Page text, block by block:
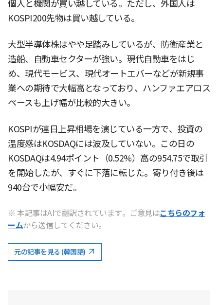
個人と機関が買い越している。ただし、外国人は
KOSPI200先物は買い越している。
大型半導体株はやや足踏みしているが、防衛産業と
造船、自動車セクターが強い。現代自動車をはじ
め、現代モービス、現代オートエバーなどが新規事
業への期待で大幅高となっており、ハンファエアロス
ペースも上げ幅が比較的大きい。
KOSPIが連日上昇相場を演じている一方で、投資の
温度感はKOSDAQには波及していない。この日の
KOSDAQは4.94ポイント（0.52%）高の954.75で取引
を開始したが、すぐに下落に転じた。寄り付き後は
940台で小幅安だ。
※ 本記事はAIで翻訳されています。ご意見はこちらのフォ
ームから送信してください。
元の記事を見る (韓国語)